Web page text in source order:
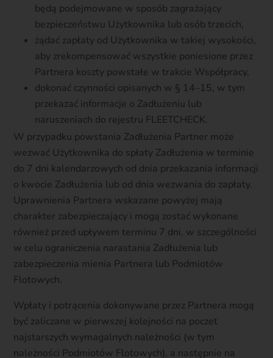
będą podejmowane w sposób zagrażający
bezpieczeństwu Użytkownika lub osób trzecich,
żądać zapłaty od Użytkownika w takiej wysokości,
aby zrekompensować wszystkie poniesione przez
Partnera koszty powstałe w trakcie Współpracy,
dokonać czynności opisanych w § 14–15, w tym
przekazać informacje o Zadłużeniu lub
naruszeniach do rejestru FLEETCHECK.
W przypadku powstania Zadłużenia Partner może
wezwać Użytkownika do spłaty Zadłużenia w terminie
do 7 dni kalendarzowych od dnia przekazania informacji
o kwocie Zadłużenia lub od dnia wezwania do zapłaty.
Uprawnienia Partnera wskazane powyżej mają
charakter zabezpieczający i mogą zostać wykonane
również przed upływem terminu 7 dni, w szczególności
w celu ograniczenia narastania Zadłużenia lub
zabezpieczenia mienia Partnera lub Podmiotów
Flotowych.
Wpłaty i potrącenia dokonywane przez Partnera mogą
być zaliczane w pierwszej kolejności na poczet
najstarszych wymagalnych należności (w tym
należności Podmiotów Flotowych), a następnie na